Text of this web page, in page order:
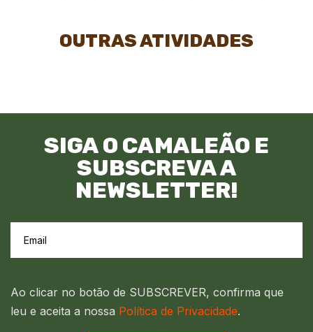
OUTRAS ATIVIDADES
SIGA O CAMALEÃO E
SUBSCREVA A
NEWSLETTER!
Ao clicar no botão de SUBSCREVER, confirma que
leu e aceita a nossa Política de Privacidade.